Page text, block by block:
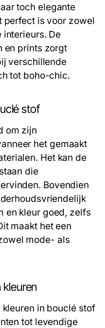
toch elegante
perfect is voor zowel
interieurs. De
en prints zorgt
verschillende
tot boho-chic.
stof
om zijn
het gemaakt
Het kan de
die
Bovendien
en kleur goed, zelfs
maakt het een
mode- als
kleuren
in bouclé stof
tot levendige